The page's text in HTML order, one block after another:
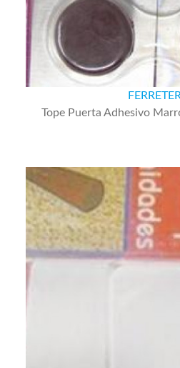
Tope Puerta Adhesivo